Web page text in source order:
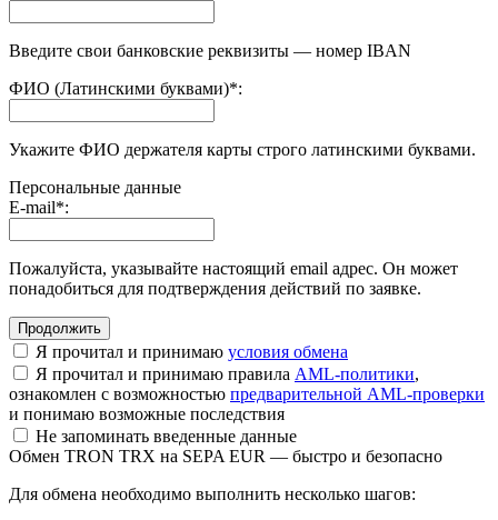
Введите свои банковские реквизиты — номер IBAN
ФИО (Латинскими буквами)*:
Укажите ФИО держателя карты строго латинскими буквами.
Персональные данные
E-mail*:
Пожалуйста, указывайте настоящий email адрес. Он может
понадобиться для подтверждения действий по заявке.
Я прочитал и принимаю условия обмена
Я прочитал и принимаю правила AML-политики,
ознакомлен с возможностью предварительной AML-проверки
и понимаю возможные последствия
Не запоминать введенные данные
Обмен TRON TRX на SEPA EUR — быстро и безопасно
Для обмена необходимо выполнить несколько шагов: